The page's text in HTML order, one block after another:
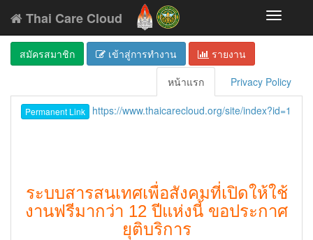
Toggle
Thai Care Cloud
สมัครสมาชิก เข้าสู่การทำงาน
รายงาน
หน้าแรก
Privacy Policy
Permanent Link https://www.thaicarecloud.org/site/index?id=1
ระบบสารสนเทศเพื่อสังคมที่เปิดให้ใช้
งานฟรีมากว่า 12 ปีแห่งนี้ ขอประกาศ
ยุติบริการ